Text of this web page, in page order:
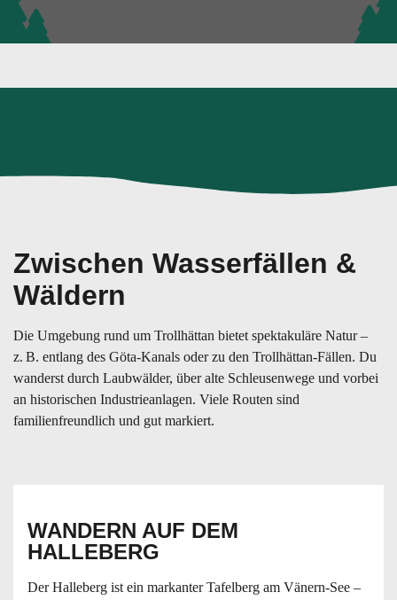
Zwischen Wasserfällen &
Wäldern
Die Umgebung rund um Trollhättan bietet spektakuläre Natur –
z. B. entlang des Göta-Kanals oder zu den Trollhättan-Fällen. Du
wanderst durch Laubwälder, über alte Schleusenwege und vorbei
an historischen Industrieanlagen. Viele Routen sind
familienfreundlich und gut markiert.
WANDERN AUF DEM
HALLEBERG
Der Halleberg ist ein markanter Tafelberg am Vänern-See –